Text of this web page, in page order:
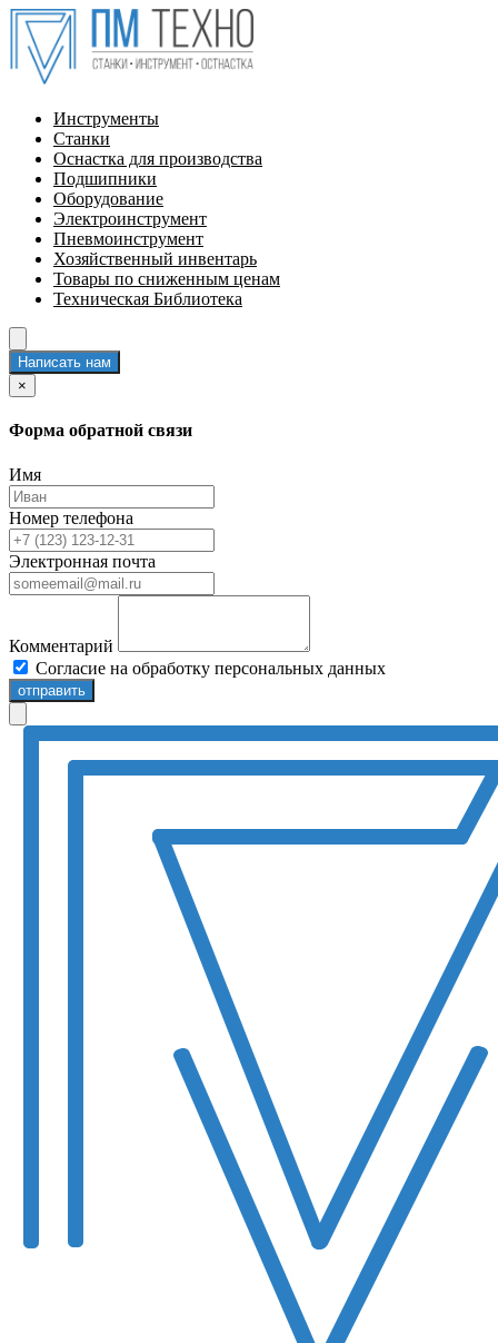
Инструменты
Станки
Оснастка для производства
Подшипники
Оборудование
Электроинструмент
Пневмоинструмент
Хозяйственный инвентарь
Товары по сниженным ценам
Техническая Библиотека
Написать нам
×
Форма обратной связи
Имя
Номер телефона
Электронная почта
Комментарий
Согласие на обработку персональных данных
отправить